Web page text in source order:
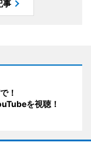
事
！
を視聴！